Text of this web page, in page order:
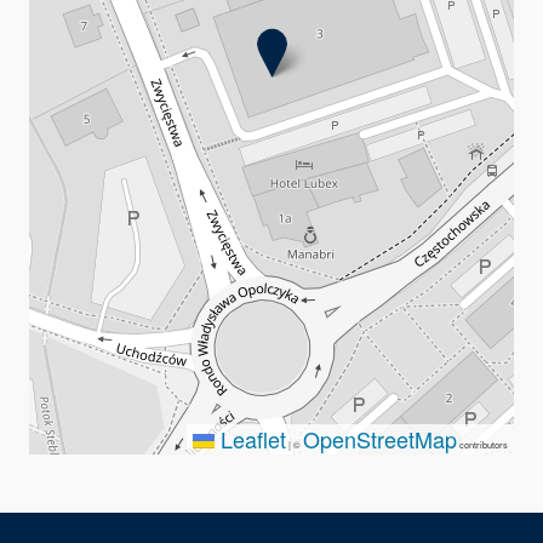
Leaflet|©OpenStreetMapcontributors